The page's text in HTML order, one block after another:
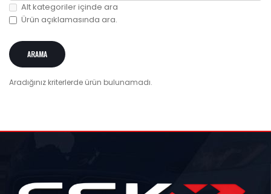
Alt kategoriler içinde ara
Ürün açıklamasında ara.
Aradığınız kriterlerde ürün bulunamadı.